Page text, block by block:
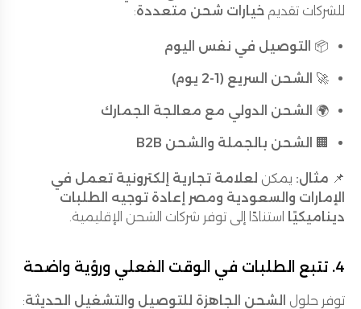
للشركات تقديم خيارات شحن متعددة:
📦 التوصيل في نفس اليوم
🚀 الشحن السريع (1-2 يوم)
🌍 الشحن الدولي مع معالجة الجمارك
🏢 الشحن بالجملة والشحن B2B
📌 مثال: يمكن لعلامة تجارية إلكترونية تعمل في
الإمارات والسعودية ومصر
إعادة توجيه الطلبات
ديناميكيًا استنادًا إلى توفر شركات الشحن الإقليمية.
4. تتبع الطلبات في الوقت الفعلي ورؤية واضحة
توفر حلول الشحن الجاهزة للتوصيل والتشغيل الحديثة: